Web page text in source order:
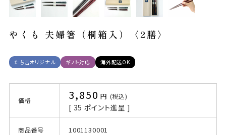
やくも 夫婦箸（桐箱入）〈2膳〉
たち吉オリジナル ギフト対応 海外配送OK
価格 3,850 税込
[ 35 ポイント進呈 ]
商品番号 1001130001